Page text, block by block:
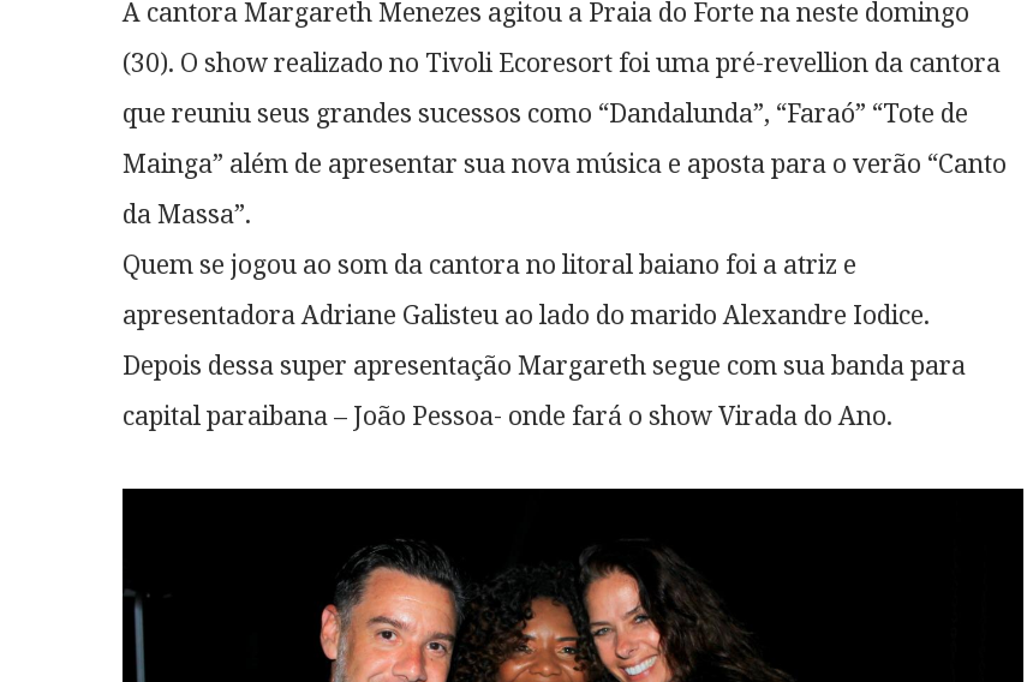
A cantora Margareth Menezes agitou a Praia do Forte na neste domingo
(30). O show realizado no Tivoli Ecoresort foi uma pré-revellion da cantora
que reuniu seus grandes sucessos como “Dandalunda”, “Faraó” “Tote de
Mainga” além de apresentar sua nova música e aposta para o verão “Canto
da Massa”.
Quem se jogou ao som da cantora no litoral baiano foi a atriz e
apresentadora Adriane Galisteu ao lado do marido Alexandre Iodice.
Depois dessa super apresentação Margareth segue com sua banda para
capital paraibana – João Pessoa- onde fará o show Virada do Ano.